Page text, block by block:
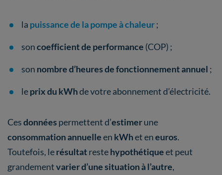
la puissance de la pompe à chaleur;
soncoefficient de performance (COP) ;
son nombre d’heures de fonctionnementannuel ;
leprix du kWhde votre abonnement d’électricité.
Cesdonnées permettent d’estimerune
consommation annuelleen kWhet eneuros.
Toutefois, lerésultatrestehypothétiqueet peut
grandementvarier d’une situation à l’autre,